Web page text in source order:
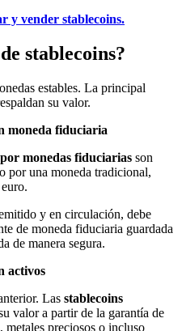
y vender stablecoins.
stablecoins?
estables. La principal
su valor.
moneda fiduciaria
monedas fiduciarias son
por una moneda tradicional,
y en circulación, debe
de moneda fiduciaria guardada
de manera segura.
activos
Las stablecoins
valor a partir de la garantía de
metales preciosos o incluso